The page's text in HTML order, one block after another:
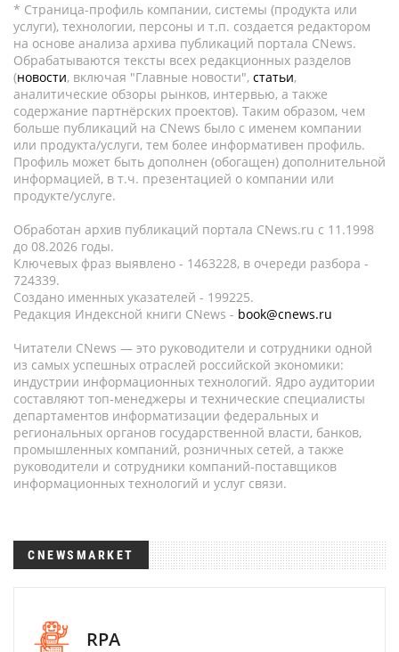
* Страница-профиль компании, системы (продукта или
услуги), технологии, персоны и т.п. создается редактором
на основе анализа архива публикаций портала CNews.
Обрабатываются тексты всех редакционных разделов
(новости, включая "Главные новости", статьи,
аналитические обзоры рынков, интервью, а также
содержание партнёрских проектов). Таким образом, чем
больше публикаций на CNews было с именем компании
или продукта/услуги, тем более информативен профиль.
Профиль может быть дополнен (обогащен) дополнительной
информацией, в т.ч. презентацией о компании или
продукте/услуге.
Обработан архив публикаций портала CNews.ru c 11.1998
до 08.2026 годы.
Ключевых фраз выявлено - 1463228, в очереди разбора -
724339.
Создано именных указателей - 199225.
Редакция Индексной книги CNews - book@cnews.ru
Читатели CNews — это руководители и сотрудники одной
из самых успешных отраслей российской экономики:
индустрии информационных технологий. Ядро аудитории
составляют топ-менеджеры и технические специалисты
департаментов информатизации федеральных и
региональных органов государственной власти, банков,
промышленных компаний, розничных сетей, а также
руководители и сотрудники компаний-поставщиков
информационных технологий и услуг связи.
CNEWSMARKET
RPA